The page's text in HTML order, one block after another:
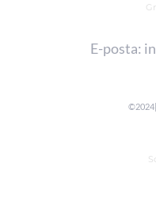
E-posta: